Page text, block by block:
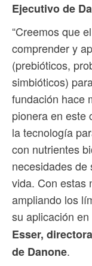
Ejecutivo de
“Creemos que
comprender y
(prebióticos,
simbióticos)
fundación hace
pionera en este
la tecnología
con nutrientes
necesidades
vida. Con estas
ampliando los
su aplicación
Esser,
de Danone.